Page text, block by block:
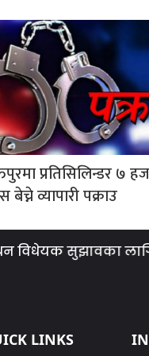
प्रतिसिलिन्डर ७
बेच्ने व्यापारी पक्राउ
सुझावका लागि
LINKS